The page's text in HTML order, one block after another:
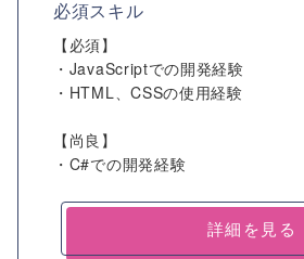
必須スキル
【必須】
・JavaScriptでの開発経験
・HTML、CSSの使用経験
【尚良】
・C#での開発経験
詳細を見る